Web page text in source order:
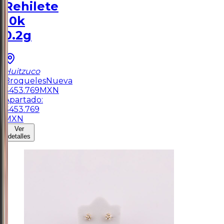
Rehilete
10k
0.2g
Huitzuco
BroquelesNueva
$453.769 MXN
Apartado:
$453.769
MXN
Ver
detalles